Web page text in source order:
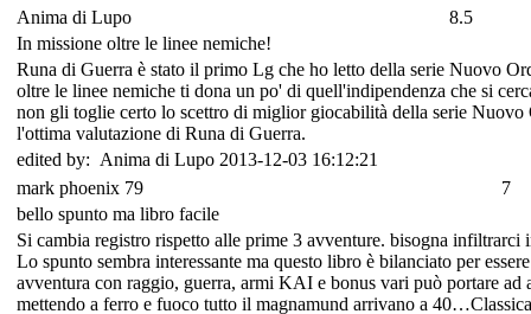
Anima di Lupo
8.5
In missione oltre le linee nemiche!
Runa di Guerra è stato il primo Lg che ho letto della serie Nuovo
oltre le linee nemiche ti dona un po' di quell'indipendenza che si
non gli toglie certo lo scettro di miglior giocabilità della serie
l'ottima valutazione di Runa di Guerra.
edited by: Anima di Lupo 2013-12-03 16:12:21
mark phoenix 79
7
bello spunto ma libro facile
Si cambia registro rispetto alle prime 3 avventure. bisogna
Lo spunto sembra interessante ma questo libro è bilanciato per
avventura con raggio, guerra, armi KAI e bonus vari può portare
mettendo a ferro e fuoco tutto il magnamund arrivano a